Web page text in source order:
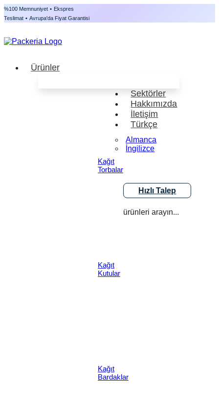
%100 Memnuniyet • Ekspres
Teslimat • Avrupa'da Fiyat Garantisi
Ürünler
Kağıt
Torbalar
Kağıt
Kutular
Kağıt
Bardaklar
Sektörler
Hakkımızda
İletişim
Türkçe
Almanca
İngilizce
Hızlı Talep
ürünleri arayın...